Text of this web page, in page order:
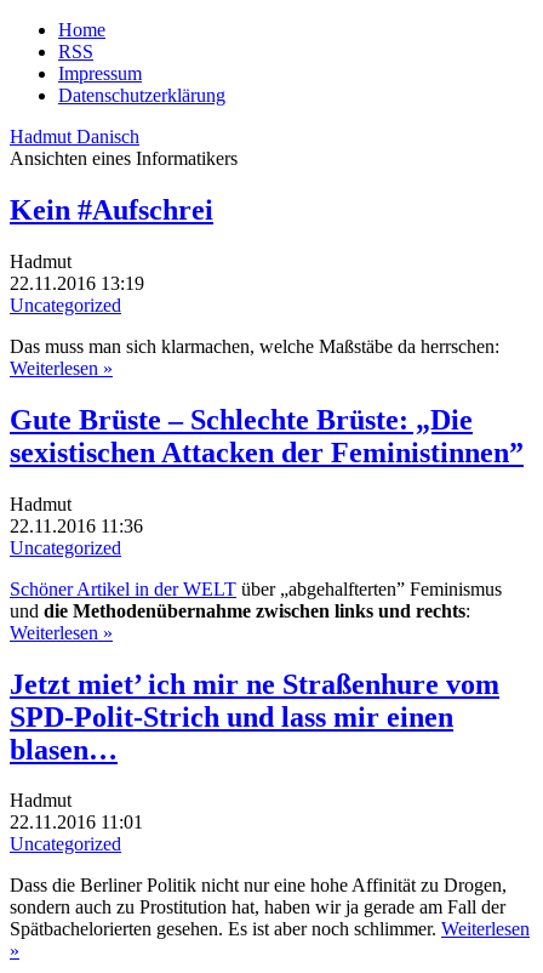
Home
RSS
Impressum
Datenschutzerklärung
Hadmut Danisch
Ansichten eines Informatikers
Kein #Aufschrei
Hadmut
22.11.2016 13:19
Uncategorized
Das muss man sich klarmachen, welche Maßstäbe da herrschen:
Weiterlesen »
Gute Brüste – Schlechte Brüste: „Die
sexistischen Attacken der Feministinnen”
Hadmut
22.11.2016 11:36
Uncategorized
Schöner Artikel in der WELT über „abgehalfterten” Feminismus
und die Methodenübernahme zwischen links und rechts:
Weiterlesen »
Jetzt miet’ ich mir ne Straßenhure vom
SPD-Polit-Strich und lass mir einen
blasen…
Hadmut
22.11.2016 11:01
Uncategorized
Dass die Berliner Politik nicht nur eine hohe Affinität zu Drogen,
sondern auch zu Prostitution hat, haben wir ja gerade am Fall der
Spätbachelorierten gesehen. Es ist aber noch schlimmer. Weiterlesen
»